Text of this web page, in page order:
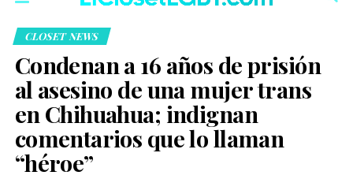
CLOSET NEWS
Condenan a 16 años de prisión
al asesino de una mujer trans
en Chihuahua; indignan
comentarios que lo llaman
“héroe”